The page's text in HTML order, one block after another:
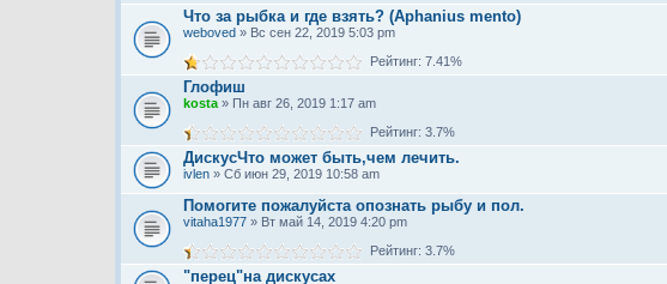
Что за рыбка и где взять? (Aphanius mento)
weboved » Вс сен 22, 2019 5:03 pm
Рейтинг: 7.41%
Глофиш
kosta » Пн авг 26, 2019 1:17 am
Рейтинг: 3.7%
ДискусЧто может быть,чем лечить.
ivlen » Сб июн 29, 2019 10:58 am
Помогите пожалуйста опознать рыбу и пол.
vitaha1977 » Вт май 14, 2019 4:20 pm
Рейтинг: 3.7%
"перец"на дискусах